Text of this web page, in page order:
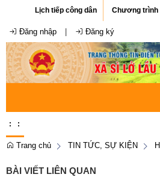
Lịch tiếp công dân Chương trình
Đăng nhập Đăng ký
: :
Trang chủ TIN TỨC, SỰ KIỆN
BÀI VIẾT LIÊN QUAN